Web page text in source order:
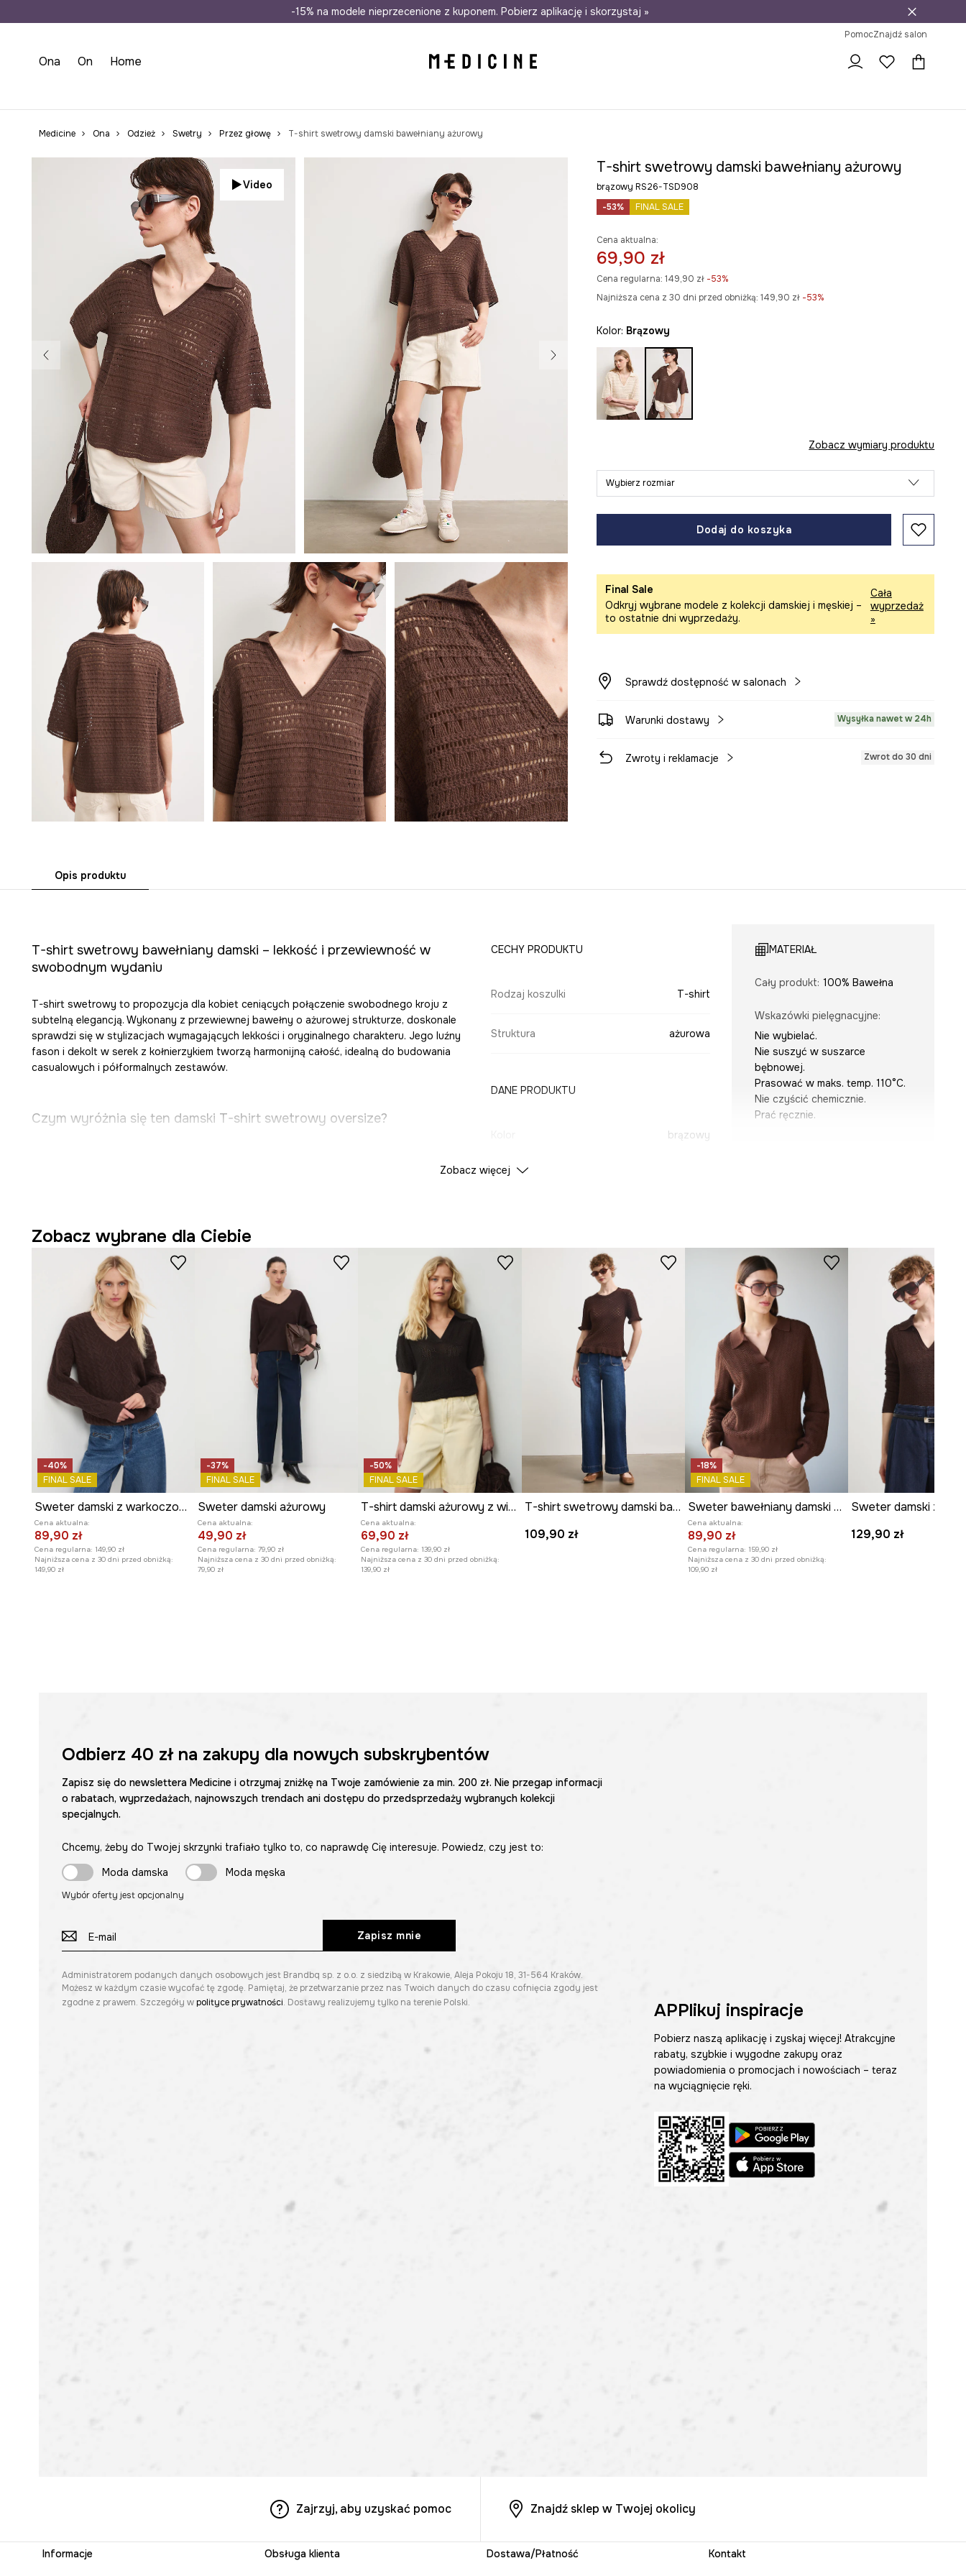
Wysyłka nawet w 24h Darmowa dostawa do salonów 30 dni na zwrot
-15% na modele nieprzecenione z kuponem. Pobierz aplikację i skorzystaj »
PomocZnajdź salon
Ona On Home
Medicine Ona Odzież Swetry Przez głowę T-shirt swetrowy damski bawełniany ażurowy
Video
T-shirt swetrowy damski bawełniany ażurowy
brązowy RS26-TSD908
-53%
FINAL SALE
Cena aktualna:
69,90 zł
Cena regularna: 149,90 zł-53%
Najniższa cena z 30 dni przed obniżką: 149,90 zł -53%
Kolor: brązowy
Zobacz wymiary produktu
Wybierz rozmiar
Dodaj do koszyka
Final Sale
Odkryj wybrane modele z kolekcji damskiej i męskiej –
to ostatnie dni wyprzedaży.
Cała
wyprzedaż
»
Sprawdź dostępność w salonach
Warunki dostawy Wysyłka nawet w 24h
Zwroty i reklamacje Zwrot do 30 dni
Opis produktu
T-shirt swetrowy bawełniany damski – lekkość i przewiewność w
swobodnym wydaniu
T-shirt swetrowy to propozycja dla kobiet ceniących połączenie swobodnego kroju z
subtelną elegancją. Wykonany z przewiewnej bawełny o ażurowej strukturze, doskonale
sprawdzi się w stylizacjach wymagających lekkości i oryginalnego charakteru. Jego luźny
fason i dekolt w serek z kołnierzykiem tworzą harmonijną całość, idealną do budowania
casualowych i półformalnych zestawów.
Czym wyróżnia się ten damski T-shirt swetrowy oversize?
Naturalna bawełna
oferuje miękkość w dotyku i wspomaga cyrkulację
powietrza.
Rękaw z obniżoną linią ramion dodaje koszulce nonszalancji i lekkości.
Dekolt w serek z kołnierzykiem
subtelnie wydłuża szyję i nadaje
eleganckiego wyrazu.
Ażurowa struktura materiału
tworzy delikatny efekt wizualny i zwiększa
przewiewność.
Dzianinowa fakturasprawia, że koszulka jest przyjemna dla skóry i
komfortowa.
CECHY PRODUKTU
Rodzaj koszulki T-shirt
Struktura ażurowa
DANE PRODUKTU
brązowy
ID Produktu
MATERIAŁ
Cały produkt: 100% Bawełna
Wskazówki pielęgnacyjne:
Nie wybielać.
Nie suszyć w suszarce
bębnowej.
Prasować w maks. temp. 110°C.
Nie czyścić chemicznie.
Prać ręcznie.
ramion
WYMIARY
Długość
60 cm
Szerokość pod pachami
54 cm
Wymiary podane dla rozmiaru :
Modelka na zdjęciu ma 180 cm
wzrostu i ma na sobie rozmiar S.
Zobacz wymiary produktu
Zobacz więcej
Zobacz wybrane dla Ciebie
-40%
FINAL SALE
Sweter damski z warkoczowym splotem
Cena aktualna:
89,90 zł
Cena regularna: 149,90 zł
Najniższa cena z 30 dni przed obniżką:
149,90 zł
-37%
FINAL SALE
Sweter damski ażurowy
Cena aktualna:
49,90 zł
Cena regularna: 79,90 zł
Najniższa cena z 30 dni przed obniżką:
79,90 zł
-50%
FINAL SALE
T-shirt damski ażurowy z wiskozą
Cena aktualna:
69,90 zł
Cena regularna: 139,90 zł
Najniższa cena z 30 dni przed obniżką:
139,90 zł
T-shirt swetrowy damski bawełniany ażurowy
109,90 zł
-18%
FINAL SALE
Sweter bawełniany damski z kolekcji Valentine’s Day
Cena aktualna:
89,90 zł
Cena regularna: 159,90 zł
Najniższa cena z 30 dni przed obniżką:
109,90 zł
129,90 zł
Odbierz 40 złna zakupy dla nowych subskrybentów
Zapisz się do newslettera Medicine i otrzymaj zniżkę na Twoje zamówienie za min. 200 zł. Nie przegap informacji
o rabatach, wyprzedażach, najnowszych trendach ani dostępu do przedsprzedaży wybranych kolekcji
specjalnych.
Chcemy, żeby do Twojej skrzynki trafiało tylko to, co naprawdę Cię interesuje. Powiedz, czy jest to:
Moda damska
Moda męska
Wybór oferty jest opcjonalny
Zapisz mnie
Administratorem podanych danych osobowych jest Brandbq sp. z o.o. z siedzibą w Krakowie, Aleja Pokoju 18, 31-564 Kraków.
Możesz w każdym czasie wycofać tę zgodę. Pamiętaj, że przetwarzanie przez nas Twoich danych do czasu cofnięcia zgody jest
zgodne z prawem. Szczegóły w polityce prywatności. Dostawy realizujemy tylko na terenie Polski. APPlikuj inspiracje
Pobierz naszą aplikację i zyskaj więcej! Atrakcyjne
rabaty, szybkie i wygodne zakupy oraz
powiadomienia o promocjach i nowościach – teraz
na wyciągnięcie ręki.
Zajrzyj, aby uzyskać pomoc Znajdź sklep w Twojej okolicy
Informacje Obsługa klienta Dostawa/Płatność Kontakt